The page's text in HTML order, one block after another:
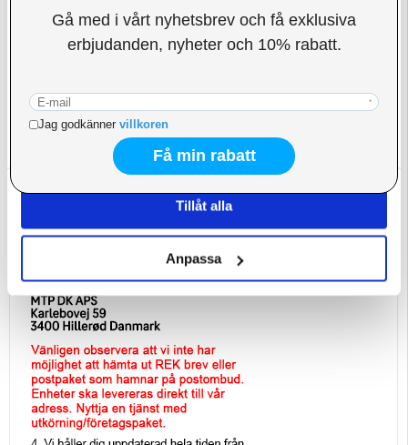
och annonserna till användarna, tillhandahålla funktioner
för sociala medier och analysera vår trafik. Vi
vidarebefordrar även sådana identifierare och annan
annons- och analysföretag som vi samarbetar med.
Dessa kan i sin tur kombinera informationen med annan
information som du har tillhandahållit eller som de har
samlat in när du har använt deras tjänster.
Tillåt alla
Anpassa